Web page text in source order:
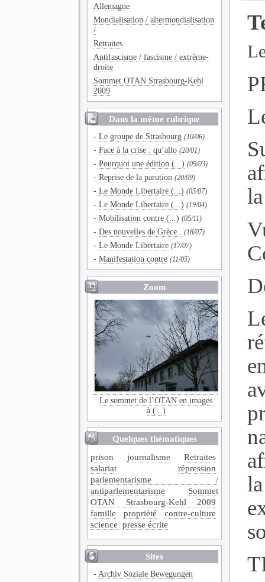
Allemagne
Mondialisation / altermondialisation
/
Retraites
Antifascisme / fascisme / extrême-
droite
Sommet OTAN Strasbourg-Kehl
2009
Dans la même rubrique
-Le groupe de Strasbourg (10/06)
-Face à la crise : qu’allo (20/01)
-Pourquoi une édition (...) (09/03)
-Reprise de la parution (20/09)
-Le Monde Libertaire (...) (05/07)
-Le Monde Libertaire (...) (19/04)
-Mobilisation contre (...) (05/11)
-Des nouvelles de Grèce.. (18/07)
-Le Monde Libertaire (17/07)
-Manifestation contre (11/05)
Zoom
Le sommet de l’OTAN en images
à (...)
Quelques thématiques
prison
journalisme
Retraites
salariat
répression
parlementarisme /
antiparlementarisme
Sommet
OTAN Strasbourg-Kehl 2009
famille
propriété
contre-culture
science presse écrite
Sites
- Archiv Soziale Bewegungen